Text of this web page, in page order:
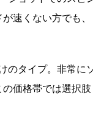
速くない方でも、
のタイプ。非常に
価格帯では選択肢